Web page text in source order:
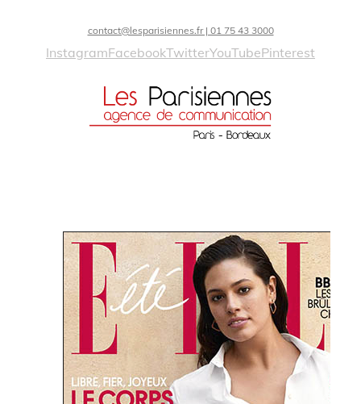
contact@lesparisiennes.fr | 01 75 43 3000
InstagramFacebookTwitterYouTubePinterest